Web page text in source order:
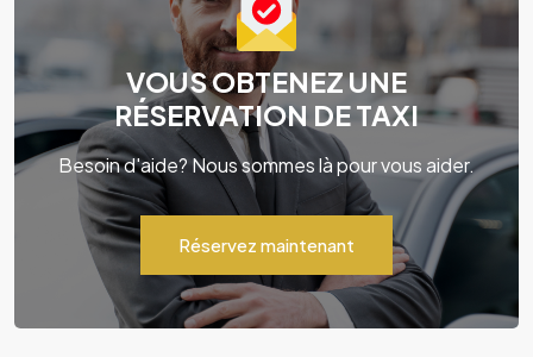
VOUS OBTENEZ UNE
RÉSERVATION DE TAXI
Besoin d'aide? Nous sommes là pour vous aider.
Réservez maintenant